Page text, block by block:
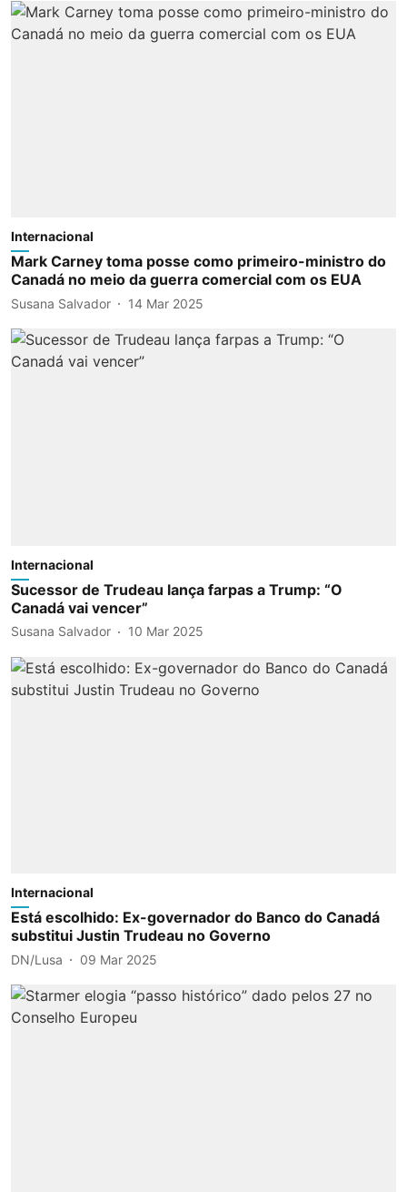
Internacional
Mark Carney toma posse como primeiro-ministro do
Canadá no meio da guerra comercial com os EUA
Susana Salvador 14 Mar 2025
Internacional
Sucessor de Trudeau lança farpas a Trump: “O
Canadá vai vencer”
Susana Salvador 10 Mar 2025
Internacional
Está escolhido: Ex-governador do Banco do Canadá
substitui Justin Trudeau no Governo
DN/Lusa 09 Mar 2025